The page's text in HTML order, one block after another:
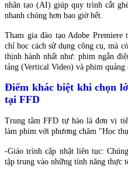
nhân tạo (AI) giúp quy trình cắt
nhanh chóng hơn bao giờ hết.
Tham gia đào tạo Adobe
chỉ học cách sử dụng công cụ, mà
thịnh hành nhất như: phim ngắn
tảng (Vertical Video) và phim quảng
Điểm khác biệt khi chọn
tại FFD
Trung tâm FFD tự hào là đơn vị
làm phim với phương châm "Học
-Giáo trình cập nhật liên tục:
tập trung vào những tính năng thực